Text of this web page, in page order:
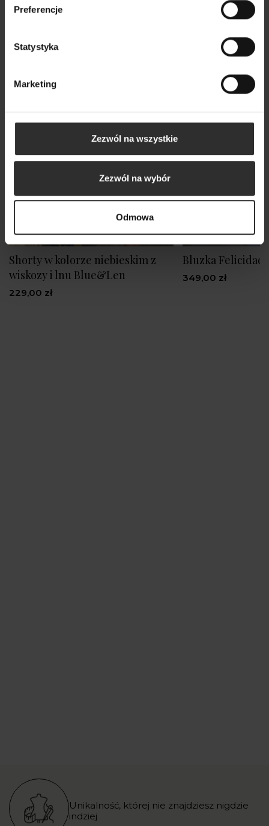
Preferencje
Statystyka
Marketing
Zezwól na wszystkie
Zezwól na wybór
Odmowa
Nowy
Shorty w kolorze niebieskim z
wiskozy i lnu Blue&Len
229,00 zł
Bluzka Felicidad
349,00 zł
Unikalność, której nie znajdziesz nigdzie
indziej